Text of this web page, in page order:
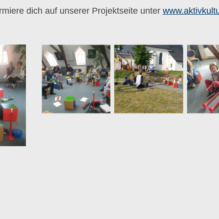
dich auf unserer Projektseite unter